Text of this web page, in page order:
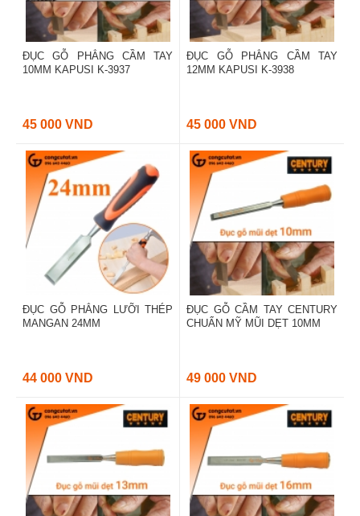
ĐỤC GỖ PHẲNG CẦM TAY
10MM KAPUSI K-3937
45 000 VND
ĐỤC GỖ PHẲNG CẦM TAY
12MM KAPUSI K-3938
45 000 VND
ĐỤC GỖ PHẲNG LƯỠI THÉP
MANGAN 24MM
44 000 VND
ĐỤC GỖ CẦM TAY CENTURY
CHUẨN MỸ MŨI DẸT 10MM
49 000 VND